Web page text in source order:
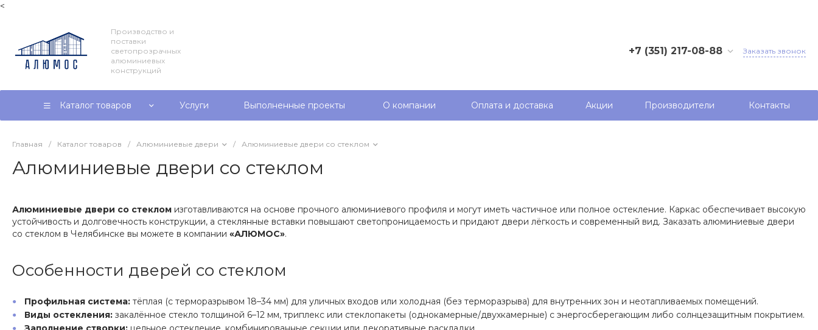
<
Производство и
поставки
светопрозрачных
алюминиевых
конструкций
+7 (351) 217-08-88
г. Челябинск, ул.
Хлебозаводская, 33
Отдел продаж
sales@алюмос.рф
Заказать звонок
Каталог товаров Услуги Выполненные проекты О компании Оплата и доставка Акции Производители Контакты
Главная / Каталог товаров / Алюминиевые двери / Алюминиевые двери со стеклом
Алюминиевые двери со стеклом
Алюминиевые двери со стеклом изготавливаются на основе прочного алюминиевого профиля и могут иметь частичное или полное остекление. Каркас обеспечивает высокую
устойчивость и долговечность конструкции, а стеклянные вставки повышают светопроницаемость и придают двери лёгкость и современный вид. Заказать алюминиевые двери
со стеклом в Челябинске вы можете в компании «АЛЮМОС».
Особенности дверей со стеклом
Профильная система: тёплая (с терморазрывом 18–34 мм) для уличных входов или холодная (без терморазрыва) для внутренних зон и неотапливаемых помещений.
Виды остекления: закалённое стекло толщиной 6–12 мм, триплекс или стеклопакеты (однокамерные/двухкамерные) с энергосберегающим либо солнцезащитным покрытием.